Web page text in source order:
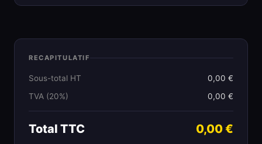
RECAPITULATIF
Sous-total HT
0,00 €
TVA (20%)
0,00 €
Total TTC 0,00 €